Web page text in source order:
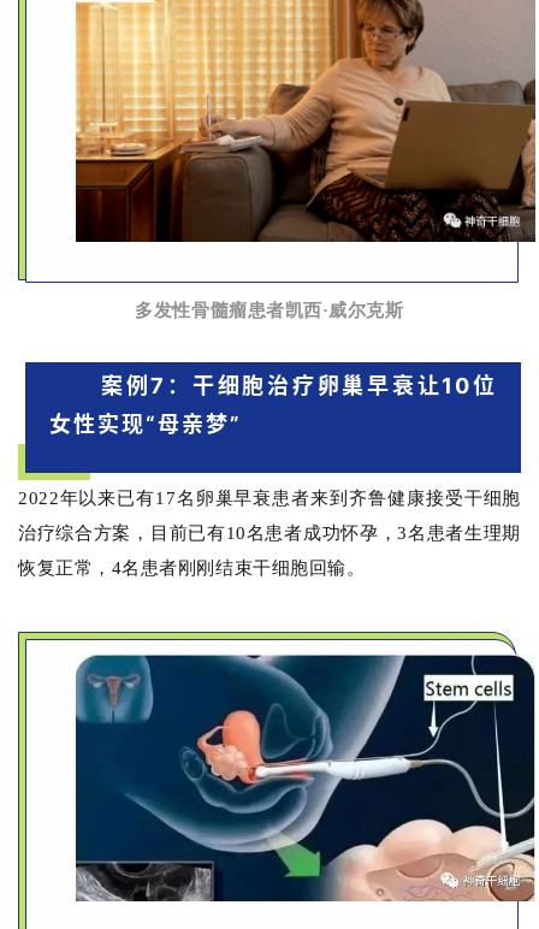
学
会
动
登录 注册
多发性骨髓瘤患者凯西·威尔克斯
案例7：干细胞治疗卵巢早衰让10位
女性实现“母亲梦”
2022年以来已有17名卵巢早衰患者来到齐鲁健康接受干细胞
治疗综合方案，目前已有10名患者成功怀孕，3名患者生理期
恢复正常，4名患者刚刚结束干细胞回输。